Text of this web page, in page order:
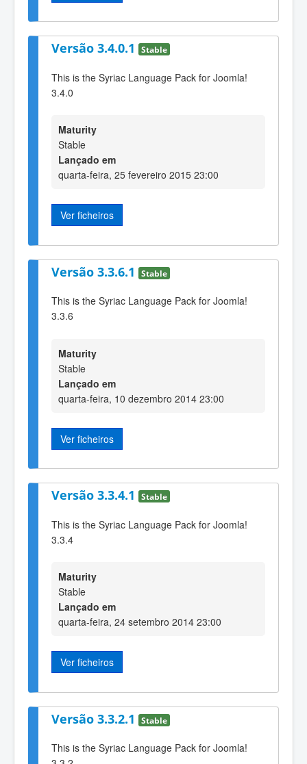
Versão 3.4.0.1 Stable
This is the Syriac Language Pack for Joomla!
3.4.0
Maturity
Stable
Lançado em
quarta-feira, 25 fevereiro 2015 23:00
Ver ficheiros
Versão 3.3.6.1 Stable
This is the Syriac Language Pack for Joomla!
3.3.6
Maturity
Stable
Lançado em
quarta-feira, 10 dezembro 2014 23:00
Ver ficheiros
Versão 3.3.4.1 Stable
This is the Syriac Language Pack for Joomla!
3.3.4
Maturity
Stable
Lançado em
quarta-feira, 24 setembro 2014 23:00
Ver ficheiros
Versão 3.3.2.1 Stable
This is the Syriac Language Pack for Joomla!